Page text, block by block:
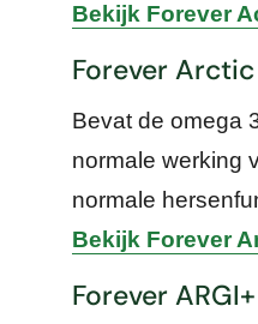
Bekijk Forever
Forever Arctic
Bevat de omega
normale werking
normale
Bekijk Forever
Forever ARGI+